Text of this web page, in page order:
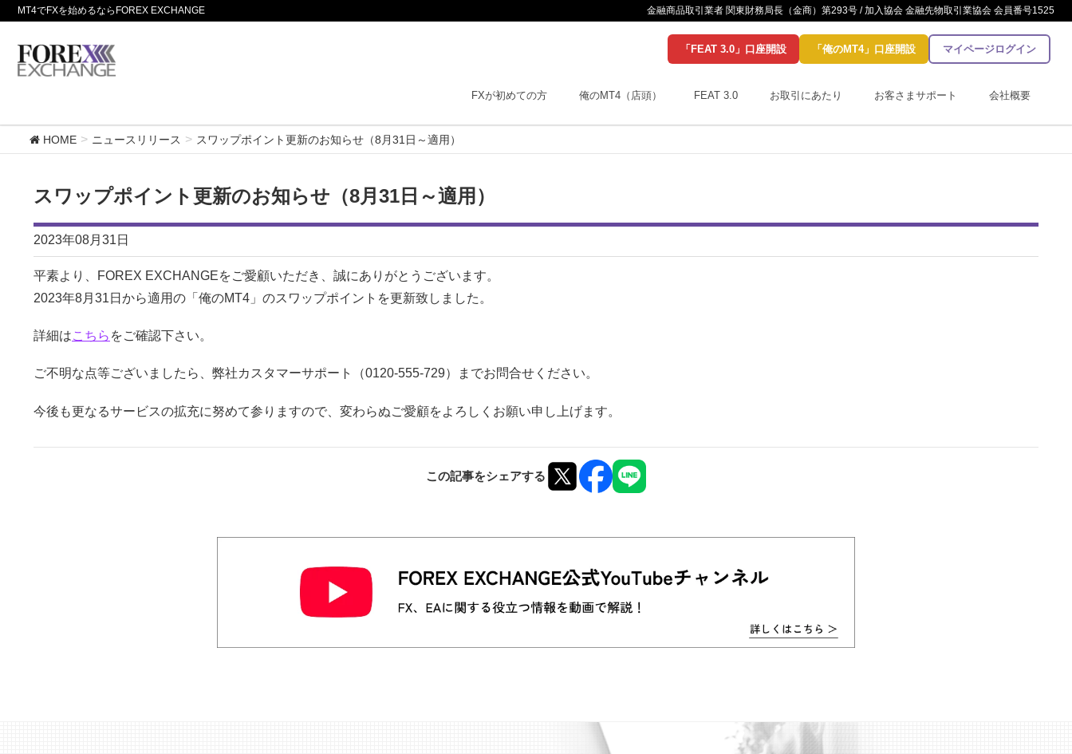
MT4でFXを始めるならFOREX EXCHANGE 金融商品取引業者 関東財務局長（金商）第293号 / 加入協会 金融先物取引業協会 会員番号1525
「FEAT 3.0」口座開設 「俺のMT4」口座開設 マイページログイン
FXが初めての方 俺のMT4（店頭） FEAT 3.0 お取引にあたり お客さまサポート 会社概要
HOME ニュースリリース スワップポイント更新のお知らせ（8月31日～適用）
スワップポイント更新のお知らせ（8月31日～適用）
2023年08月31日
平素より、FOREX EXCHANGEをご愛顧いただき、誠にありがとうございます。
2023年8月31日から適用の「俺のMT4」のスワップポイントを更新致しました。
詳細はこちら をご確認下さい。
ご不明な点等ございましたら、弊社カスタマーサポート（0120-555-729）までお問合せください。
今後も更なるサービスの拡充に努めて参りますので、変わらぬご愛顧をよろしくお願い申し上げます。
この記事をシェアする